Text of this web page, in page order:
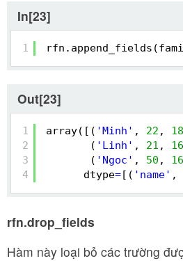
In[23]
1
Out[23]
1
2
3
4
array([( 'Minh' , 22 ,
( 'Linh' , 21 ,
( 'Ngoc' , 50 ,
dtype=[( 'name' ,
rfn.drop_fields
Hàm này loại bỏ các trường